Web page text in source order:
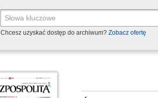
Chcesz uzyskać dostęp do archiwum? Zobacz ofertę